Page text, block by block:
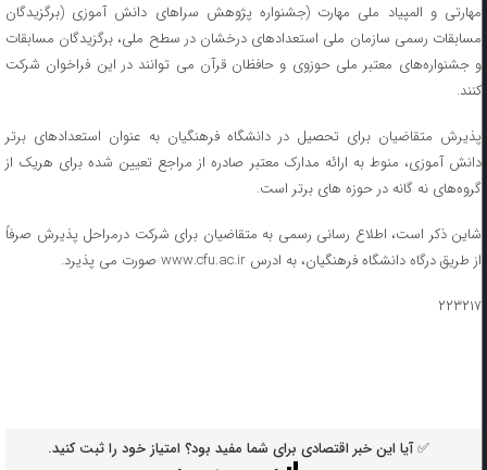
مهارتی و المپیاد ملی مهارت (جشنواره پژوهش سراهای دانش آموزی (برگزیدگان
مسابقات رسمی سازمان ملی استعدادهای درخشان در سطح ملی، برگزیدگان مسابقات
و جشنواره‌های معتبر ملی حوزوی و حافظان قرآن می توانند در این فراخوان شرکت
کنند.
پذیرش متقاضیان برای تحصیل در دانشگاه فرهنگیان به عنوان استعدادهای برتر
دانش آموزی، منوط به ارائه مدارک معتبر صادره از مراجع تعیین شده برای هریک از
گروه‌های نه گانه در حوزه های برتر است.
شاین ذکر است، اطلاع رسانی رسمی به متقاضیان برای شرکت درمراحل پذیرش صرفاً
از طریق درگاه دانشگاه فرهنگیان، به ادرس www.cfu.ac.ir صورت می پذیرد.
۲۲۳۲۱۷
✅ آیا این خبر اقتصادی برای شما مفید بود؟ امتیاز خود را ثبت کنید.